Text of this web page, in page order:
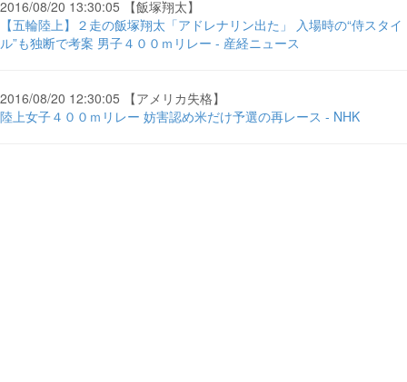
2016/08/20 13:30:05 【飯塚翔太】
【五輪陸上】２走の飯塚翔太「アドレナリン出た」 入場時の“侍スタイ
ル”も独断で考案 男子４００ｍリレー - 産経ニュース
2016/08/20 12:30:05 【アメリカ失格】
陸上女子４００ｍリレー 妨害認め米だけ予選の再レース - NHK